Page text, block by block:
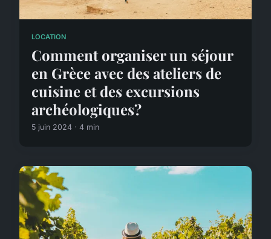
LOCATION
Comment organiser un séjour
en Grèce avec des ateliers de
cuisine et des excursions
archéologiques?
5 juin 2024 · 4 min